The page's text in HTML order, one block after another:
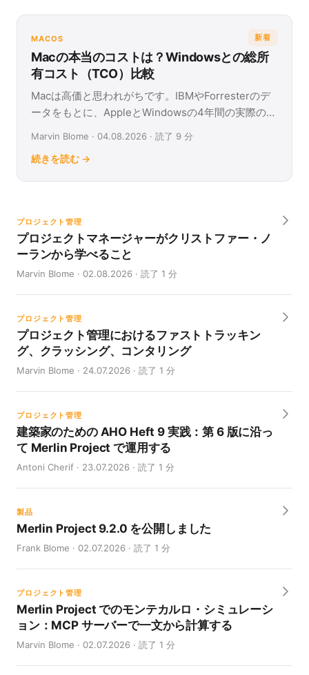
新着
MACOS
Macの本当のコストは？Windowsとの総所
有コスト（TCO）比較
Macは高価と思われがちです。IBMやForresterのデ
ータをもとに、AppleとWindowsの4年間の実際のコ
ストをTCO計算ツールで比較できます。
Marvin Blome · 04.08.2026 · 読了 9 分
続きを読む →
プロジェクト管理
プロジェクトマネージャーがクリストファー・ノ
ーランから学べること
Marvin Blome · 02.08.2026 · 読了 1 分
プロジェクト管理
プロジェクト管理におけるファストトラッキン
グ、クラッシング、コンタリング
Marvin Blome · 24.07.2026 · 読了 1 分
プロジェクト管理
建築家のための AHO Heft 9 実践：第 6 版に沿っ
て Merlin Project で運用する
Antoni Cherif · 23.07.2026 · 読了 1 分
製品
Merlin Project 9.2.0 を公開しました
Frank Blome · 02.07.2026 · 読了 1 分
プロジェクト管理
Merlin Project でのモンテカルロ・シミュレーシ
ョン：MCP サーバーで一文から計算する
Marvin Blome · 02.07.2026 · 読了 1 分